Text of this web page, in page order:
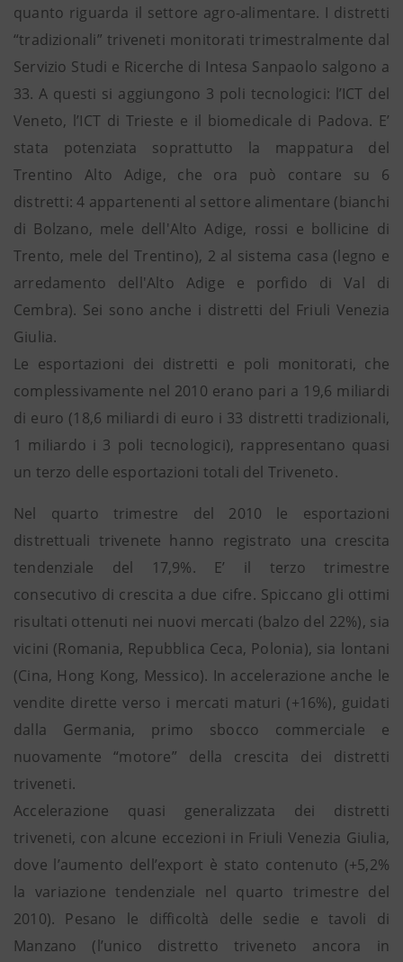
quanto riguarda il settore agro-alimentare. I distretti
“tradizionali” triveneti monitorati trimestralmente dal
Servizio Studi e Ricerche di Intesa Sanpaolo salgono a
33. A questi si aggiungono 3 poli tecnologici: l’ICT del
Veneto, l’ICT di Trieste e il biomedicale di Padova. E’
stata potenziata soprattutto la mappatura del
Trentino Alto Adige, che ora può contare su 6
distretti: 4 appartenenti al settore alimentare (bianchi
di Bolzano, mele dell'Alto Adige, rossi e bollicine di
Trento, mele del Trentino), 2 al sistema casa (legno e
arredamento dell'Alto Adige e porfido di Val di
Cembra). Sei sono anche i distretti del Friuli Venezia
Giulia.
Le esportazioni dei distretti e poli monitorati, che
complessivamente nel 2010 erano pari a 19,6 miliardi
di euro (18,6 miliardi di euro i 33 distretti tradizionali,
1 miliardo i 3 poli tecnologici), rappresentano quasi
un terzo delle esportazioni totali del Triveneto.
Nel quarto trimestre del 2010 le esportazioni
distrettuali trivenete hanno registrato una crescita
tendenziale del 17,9%. E’ il terzo trimestre
consecutivo di crescita a due cifre. Spiccano gli ottimi
risultati ottenuti nei nuovi mercati (balzo del 22%), sia
vicini (Romania, Repubblica Ceca, Polonia), sia lontani
(Cina, Hong Kong, Messico). In accelerazione anche le
vendite dirette verso i mercati maturi (+16%), guidati
dalla Germania, primo sbocco commerciale e
nuovamente “motore” della crescita dei distretti
triveneti.
Accelerazione quasi generalizzata dei distretti
triveneti, con alcune eccezioni in Friuli Venezia Giulia,
dove l’aumento dell’export è stato contenuto (+5,2%
la variazione tendenziale nel quarto trimestre del
2010). Pesano le difficoltà delle sedie e tavoli di
Manzano (l’unico distretto triveneto ancora in